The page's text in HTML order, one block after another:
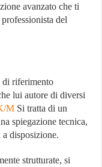
avanzato che ti
del
di riferimento
lui autore di diversi
M Si tratta di un
spiegazione tecnica,
disposizione.
strutturate, si